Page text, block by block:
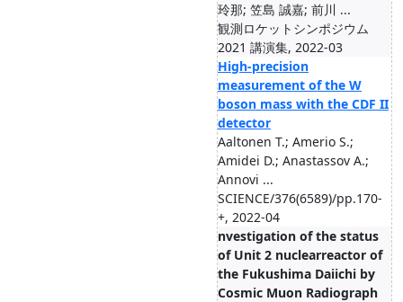
玲那; 笠島 誠嘉; 前川 ...
観測ロケットシンポジウム
2021 講演集, 2022-03
High-precision
measurement of the W
boson mass with the CDF II
detector
Aaltonen T.; Amerio S.;
Amidei D.; Anastassov A.;
Annovi ...
SCIENCE/376(6589)/pp.170-
+, 2022-04
nvestigation of the status
of Unit 2 nuclearreactor of
the Fukushima Daiichi by
Cosmic Muon Radiograph